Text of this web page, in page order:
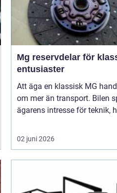
Mg reservdelar för
entusiaster
Att äga en klassisk MG
om mer än transport. Bilen
ägarens intresse för teknik,
02 juni 2026